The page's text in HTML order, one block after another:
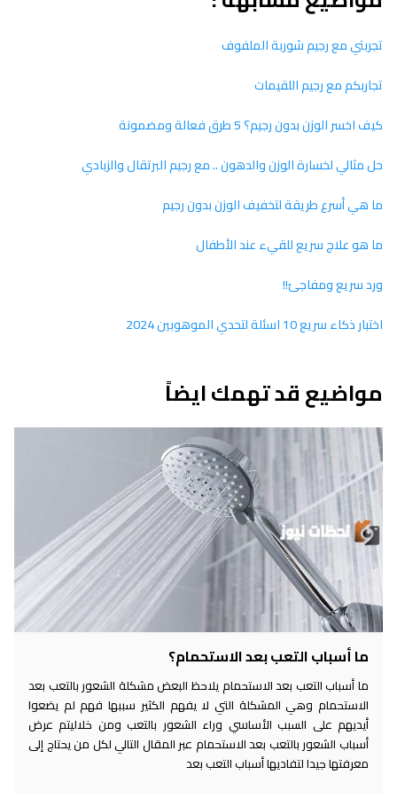
تجربتي مع رجيم شوربة الملفوف
تجاربكم مع رجيم اللقيمات
كيف اخسر الوزن بدون رجيم؟ 5 طرق فعالة ومضمونة
حل مثالي لخسارة الوزن والدهون .. مع رجيم البرتقال والزبادي
ما هي أسرع طريقة لتخفيف الوزن بدون رجيم
ما هو علاج سريع للقيء عند الأطفال
ورد سريع ومفاجئ!!
اختبار ذكاء سريع 10 اسئلة لتحدي الموهوبين 2024
مواضيع قد تهمك ايضاً
ما أسباب التعب بعد الاستحمام؟
ما أسباب التعب بعد الاستحمام يلاحظ البعض مشكلة الشعور بالتعب بعد
الاستحمام وهي المشكلة التي لا يفهم الكثير سببها فهم لم يضعوا
أيديهم على السبب الأساسي وراء الشعور بالتعب ومن خلاليتم عرض
أسباب الشعور بالتعب بعد الاستحمام عبر المقال التالي لكل من يحتاج إلى
معرفتها جيدا لتفاديها أسباب التعب بعد